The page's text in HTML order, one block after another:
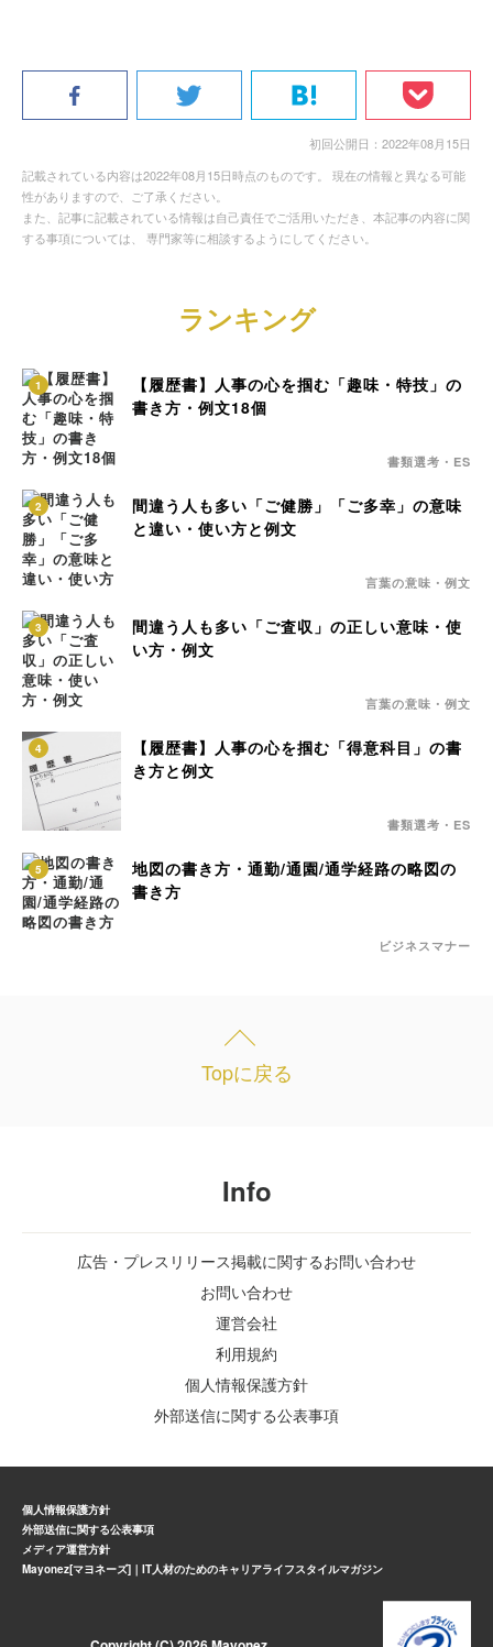
初回公開日：2022年08月15日
記載されている内容は2022年08月15日時点のものです。 現在の情報と異なる可能
性がありますので、ご了承ください。
また、記事に記載されている情報は自己責任でご活用いただき、本記事の内容に関
する事項については、 専門家等に相談するようにしてください。
ランキング
1
【履歴書】人事の心を掴む「趣味・特技」の
書き方・例文18個
書類選考・ES
2
間違う人も多い「ご健勝」「ご多幸」の意味
と違い・使い方と例文
言葉の意味・例文
3
間違う人も多い「ご査収」の正しい意味・使
い方・例文
言葉の意味・例文
4
【履歴書】人事の心を掴む「得意科目」の書
き方と例文
書類選考・ES
5
地図の書き方・通勤/通園/通学経路の略図の
書き方
ビジネスマナー
Topに戻る
Info
広告・プレスリリース掲載に関するお問い合わせ
お問い合わせ
運営会社
利用規約
個人情報保護方針
外部送信に関する公表事項
個人情報保護方針
外部送信に関する公表事項
メディア運営方針
Mayonez[マヨネーズ]｜IT人材のためのキャリアライフスタイルマガジン